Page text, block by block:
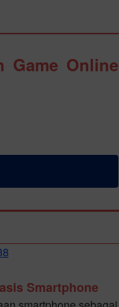
Game Online
Smartphone